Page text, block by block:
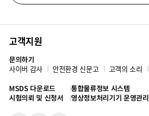
고객지원
문의하기
사이버 감사
안전환경 신문고 고객의 소리
MSDS 다운로드
시험의뢰 및 신청서
통합물류정보 시스템
영상정보처리기기 운영관